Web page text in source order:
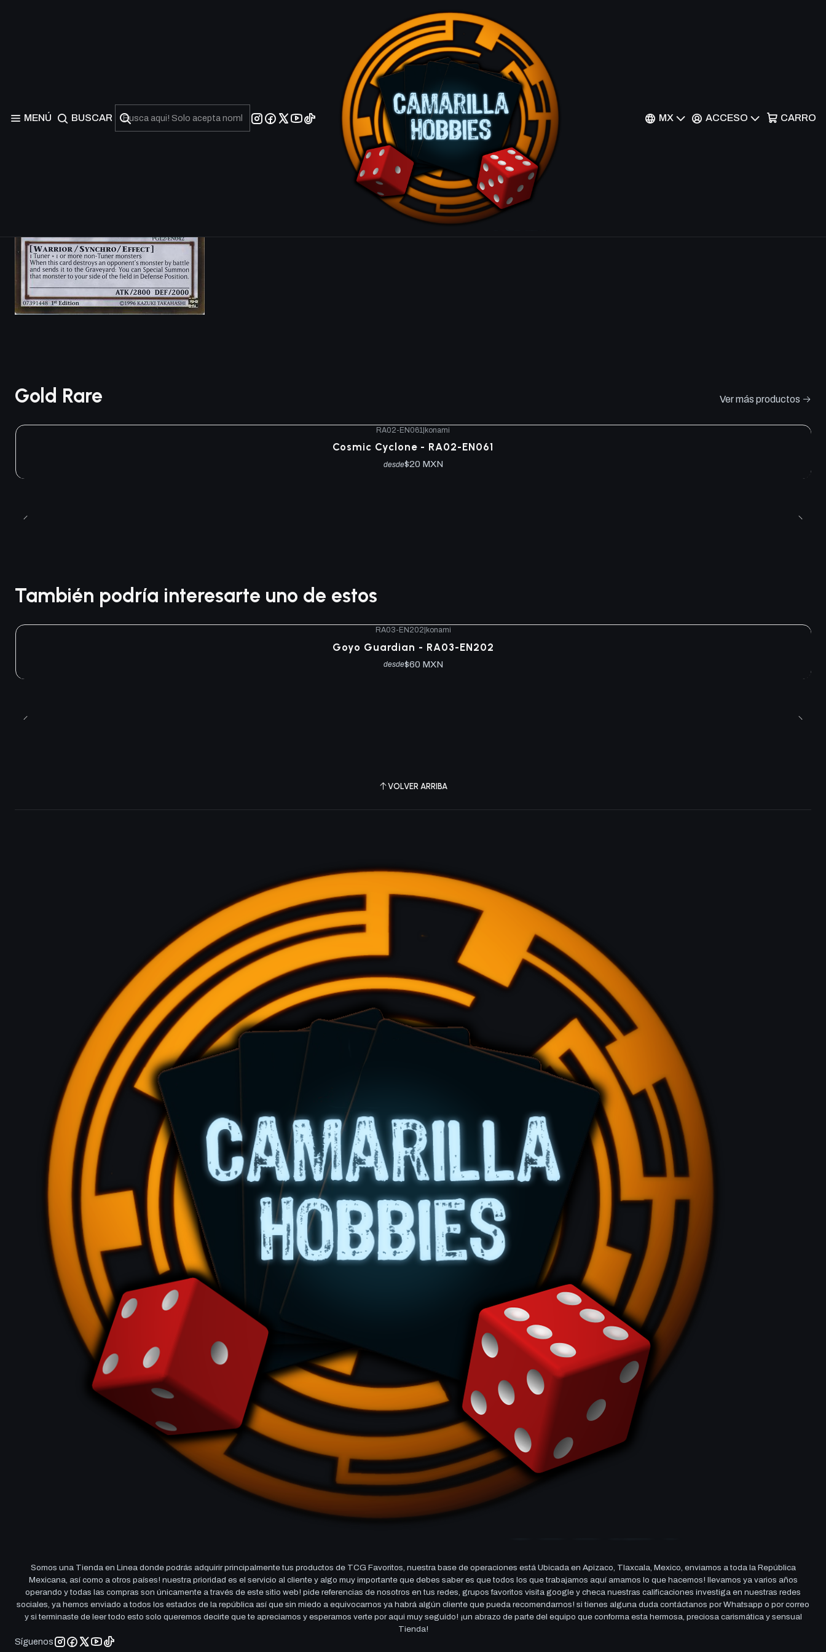
MENÚ BUSCAR MX ACCESO CARRO
Goyo Guardian - PGL2-EN042 -
Gold Rare
|
Mostrar stock de ubicaciones
COMPARTIR ESTE PRODUCTO
Gold Rare Ver más productos
RA02-EN061 konami
Cosmic Cyclone - RA02-EN061
desde$20 MXN
También podría interesarte uno de estos
RA03-EN202 konami
Goyo Guardian - RA03-EN202
desde$60 MXN
VOLVER ARRIBA
Somos una Tienda en Linea donde podrás adquirir principalmente tus productos de TCG Favoritos, nuestra base de operaciones está Ubicada en Apizaco, Tlaxcala, Mexico, enviamos a toda la República
Mexicana, así como a otros países! nuestra prioridad es el servicio al cliente y algo muy importante que debes saber es que todos los que trabajamos aquí amamos lo que hacemos! llevamos ya varios años
operando y todas las compras son únicamente a través de este sitio web! pide referencias de nosotros en tus redes, grupos favoritos visita google y checa nuestras calificaciones investiga en nuestras redes
sociales, ya hemos enviado a todos los estados de la república así que sin miedo a equivocarnos ya habrá algún cliente que pueda recomendarnos! si tienes alguna duda contáctanos por Whatsapp o por correo
y si terminaste de leer todo esto solo queremos decirte que te apreciamos y esperamos verte por aqui muy seguido! ¡un abrazo de parte del equipo que conforma esta hermosa, preciosa carismática y sensual
Tienda!
Síguenos